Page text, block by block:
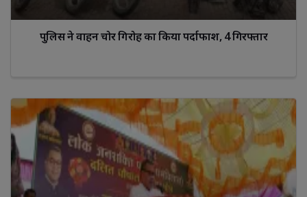
पुलिस ने वाहन चोर गिरोह का किया पर्दाफाश, 4 गिरफ्तार